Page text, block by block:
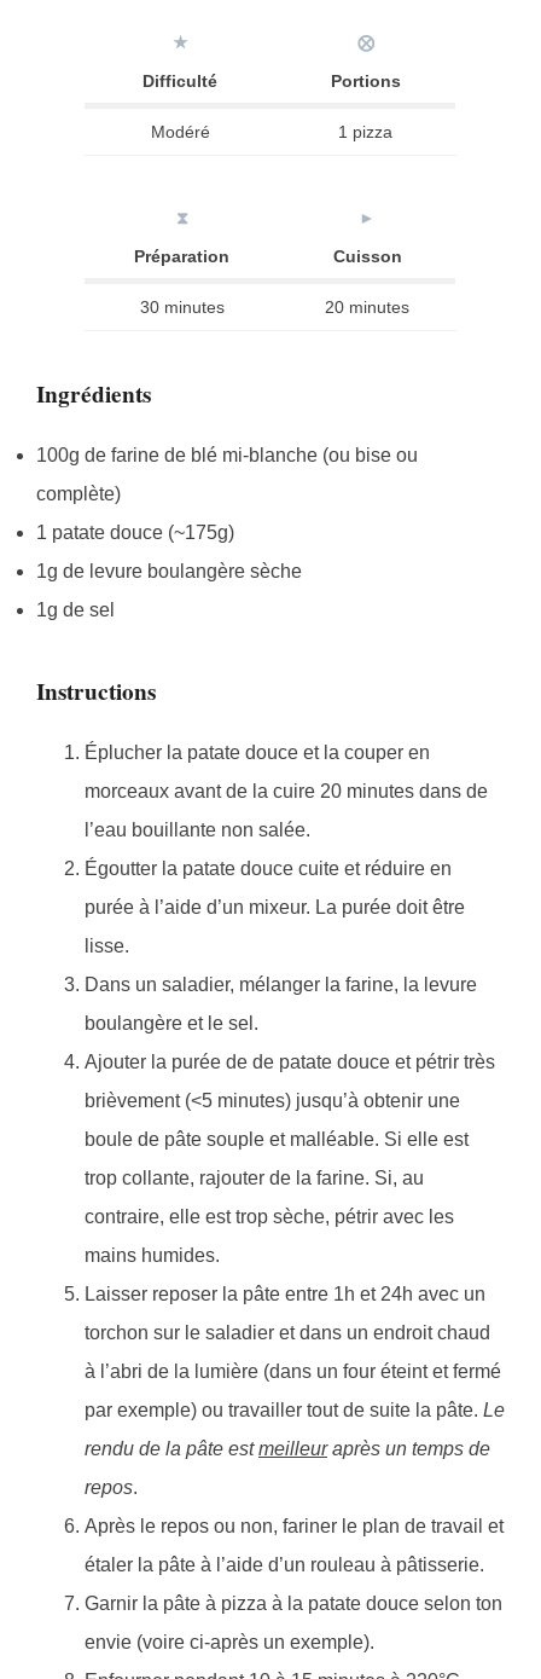
★
Difficulté
⨂
Portions
Modéré 1 pizza
⧗
Préparation
►
Cuisson
30 minutes 20 minutes
Ingrédients
100g de farine de blé mi-blanche (ou bise ou
complète)
1 patate douce (~175g)
1g de levure boulangère sèche
1g de sel
Instructions
Éplucher la patate douce et la couper en
morceaux avant de la cuire 20 minutes dans de
l’eau bouillante non salée.
Égoutter la patate douce cuite et réduire en
purée à l’aide d’un mixeur. La purée doit être
lisse.
Dans un saladier, mélanger la farine, la levure
boulangère et le sel.
Ajouter la purée de de patate douce et pétrir très
brièvement (<5 minutes) jusqu’à obtenir une
boule de pâte souple et malléable. Si elle est
trop collante, rajouter de la farine. Si, au
contraire, elle est trop sèche, pétrir avec les
mains humides.
Laisser reposer la pâte entre 1h et 24h avec un
torchon sur le saladier et dans un endroit chaud
à l’abri de la lumière (dans un four éteint et fermé
par exemple) ou travailler tout de suite la pâte. Le
rendu de la pâte estmeilleuraprès un temps de
repos.
Après le repos ou non, fariner le plan de travail et
étaler la pâte à l’aide d’un rouleau à pâtisserie.
Garnir la pâte à pizza à la patate douce selon ton
envie (voire ci-après un exemple).